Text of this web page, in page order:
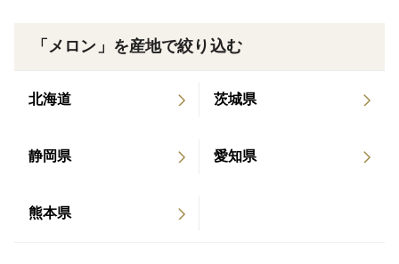
「メロン」を産地で絞り込む
北海道 茨城県
静岡県 愛知県
熊本県